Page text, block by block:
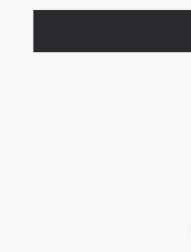
да
отпишете!